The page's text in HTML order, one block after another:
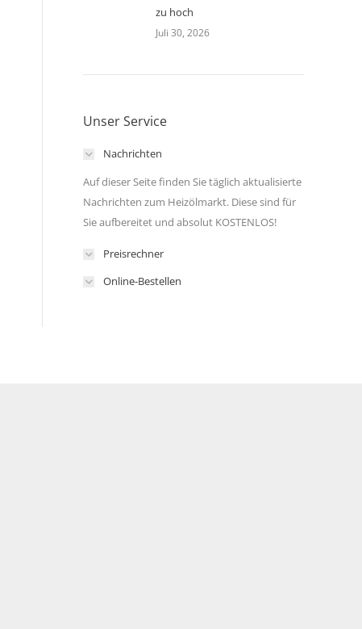
zu hoch
Juli 30, 2026
Unser Service
Nachrichten
Auf dieser Seite finden Sie täglich aktualisierte
Nachrichten zum Heizölmarkt. Diese sind für
Sie aufbereitet und absolut KOSTENLOS!
Preisrechner
Online-Bestellen